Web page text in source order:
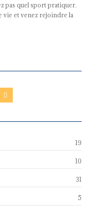
pas quel sport pratiquer.
vie et venez rejoindre la
19
10
31
5